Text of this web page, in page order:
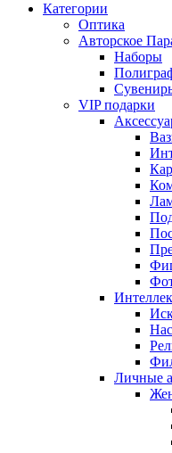
Категории
Оптика
Авторское
Наборы
VIP подарки
Личные